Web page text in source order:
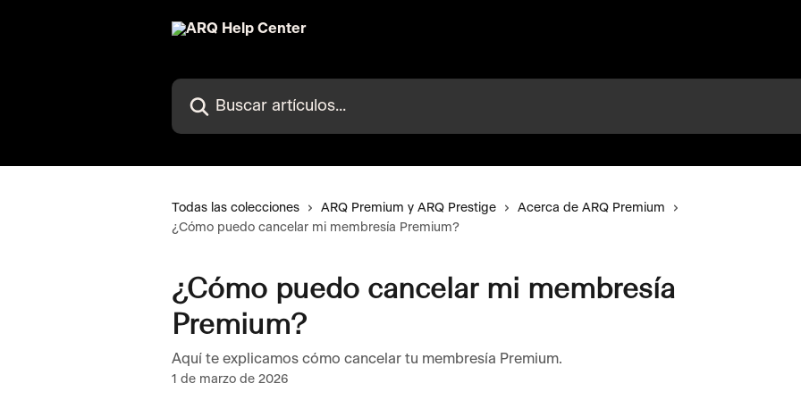
Buscar artículos...
Todas las colecciones ARQ Premium y ARQ Prestige
Acerca de ARQ Premium
¿Cómo puedo cancelar mi membresía Premium?
¿Cómo puedo cancelar mi membresía
Premium?
Aquí te explicamos cómo cancelar tu membresía Premium.
1 de marzo de 2026